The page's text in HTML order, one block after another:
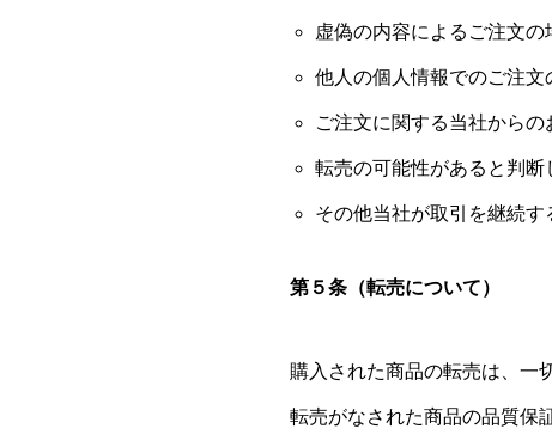
虚偽の内容によるご注文の
他人の個人情報でのご注文
ご注文に関する当社から
転売の可能性があると判断
その他当社が取引を継続
第５条（転売について）
購入された商品の転売は、一
転売がなされた商品の品質保